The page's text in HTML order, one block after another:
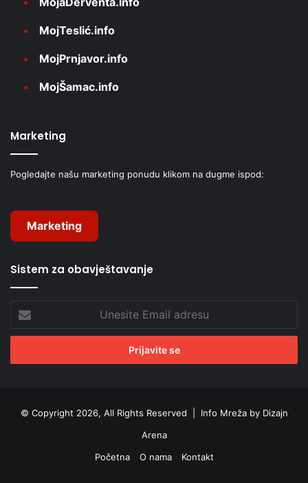
MojTeslić.info
MojPrnjavor.info
MojŠamac.info
Marketing
Pogledajte našu marketing ponudu klikom na dugme ispod:
Marketing
Sistem za obavještavanje
Email
adresu
© Copyright 2026, All Rights Reserved | Info Mreža by Dizajn
Arena
Početna
O nama Kontakt